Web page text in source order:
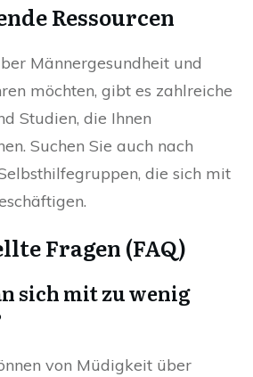
Ressourcen
Männergesundheit und
möchten, gibt es zahlreiche
Studien, die Ihnen
Suchen Sie auch nach
die sich mit
Fragen (FAQ)
sich mit zu wenig
von Müdigkeit über